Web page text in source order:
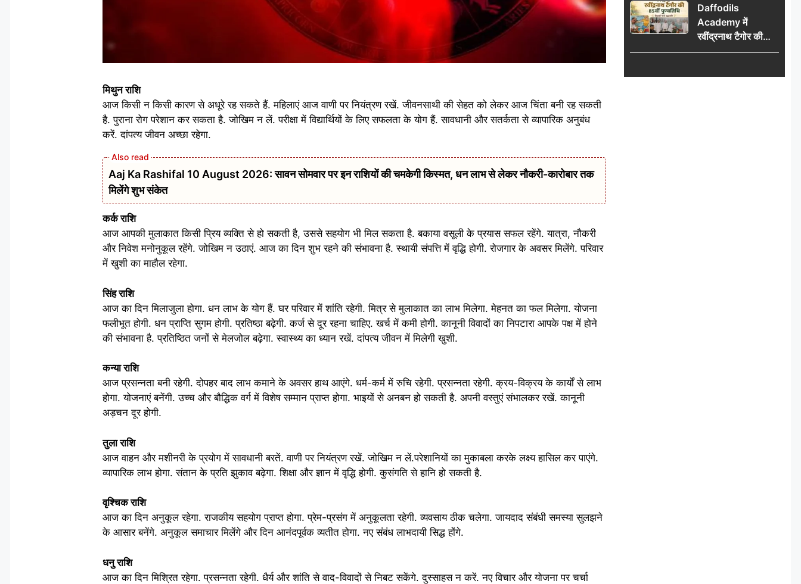
मिथुन राशि
आज किसी न किसी कारण से अधूरे रह सकते हैं. महिलाएं आज वाणी पर नियंत्रण रखें. जीवनसाथी की सेहत को लेकर आज चिंता बनी रह सकती
है. पुराना रोग परेशान कर सकता है. जोखिम न लें. परीक्षा में विद्यार्थियों के लिए सफलता के योग हैं. सावधानी और सतर्कता से व्यापारिक अनुबंध
करें. दांपत्य जीवन अच्छा रहेगा.
Aaj Ka Rashifal 10 August 2026: सावन सोमवार पर इन राशियों की चमकेगी किस्मत, धन लाभ से लेकर नौकरी-कारोबार तक
मिलेंगे शुभ संकेत
कर्क राशि
आज आपकी मुलाकात किसी प्रिय व्यक्ति से हो सकती है, उससे सहयोग भी मिल सकता है. बकाया वसूली के प्रयास सफल रहेंगे. यात्रा, नौकरी
और निवेश मनोनुकूल रहेंगे. जोखिम न उठाएं. आज का दिन शुभ रहने की संभावना है. स्थायी संपत्ति में वृद्धि होगी. रोजगार के अवसर मिलेंगे. परिवार
में खुशी का माहौल रहेगा.
सिंह राशि
आज का दिन मिलाजुला होगा. धन लाभ के योग हैं. घर परिवार में शांति रहेगी. मित्र से मुलाकात का लाभ मिलेगा. मेहनत का फल मिलेगा. योजना
फलीभूत होगी. धन प्राप्ति सुगम होगी. प्रतिष्ठा बढ़ेगी. कर्ज से दूर रहना चाहिए. खर्च में कमी होगी. कानूनी विवादों का निपटारा आपके पक्ष में होने
की संभावना है. प्रतिष्ठित जनों से मेलजोल बढ़ेगा. स्वास्थ्य का ध्यान रखें. दांपत्य जीवन में मिलेगी खुशी.
कन्या राशि
आज प्रसन्नता बनी रहेगी. दोपहर बाद लाभ कमाने के अवसर हाथ आएंगे. धर्म-कर्म में रुचि रहेगी. प्रसन्नता रहेगी. क्रय-विक्रय के कार्यों से लाभ
होगा. योजनाएं बनेंगी. उच्च और बौद्धिक वर्ग में विशेष सम्मान प्राप्त होगा. भाइयों से अनबन हो सकती है. अपनी वस्तुएं संभालकर रखें. कानूनी
अड़चन दूर होगी.
तुला राशि
आज वाहन और मशीनरी के प्रयोग में सावधानी बरतें. वाणी प‍र नियंत्रण रखें. जोखिम न लें.परेशानियों का मुकाबला करके लक्ष्य हासिल कर पाएंगे.
व्यापारिक लाभ होगा. संतान के प्रति झुकाव बढ़ेगा. शिक्षा और ज्ञान में वृद्धि होगी. कुसंगति से हानि हो सकती है.
वृश्चिक राशि
आज का दिन अनुकूल रहेगा. राजकीय सहयोग प्राप्त होगा. प्रेम-प्रसंग में अनुकूलता रहेगी. व्यवसाय ठीक चलेगा. जायदाद संबंधी समस्या सुलझने
के आसार बनेंगे. अनुकूल समाचार मिलेंगे और दिन आनंदपूर्वक व्यतीत होगा. नए संबंध लाभदायी सिद्ध होंगे.
धनु राशि
आज का दिन मिश्रित रहेगा. प्रसन्नता रहेगी. धैर्य और शांति से वाद-विवादों से निबट सकेंगे. दुस्साहस न करें. नए विचार और योजना पर चर्चा
का दूसरा जत्था
Daffodils
Academy में
रवींद्रनाथ टैगोर की
85वीं पुण्यतिथि मनाई
श्रद्धांजलि